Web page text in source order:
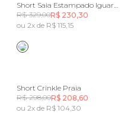
Short Saia Estampado Iguarias Do Litoral
R$ 329,00R$ 230,30
ou 2x de R$ 115,15
Short Crinkle Praia
R$ 298,00R$ 208,60
ou 2x de R$ 104,30